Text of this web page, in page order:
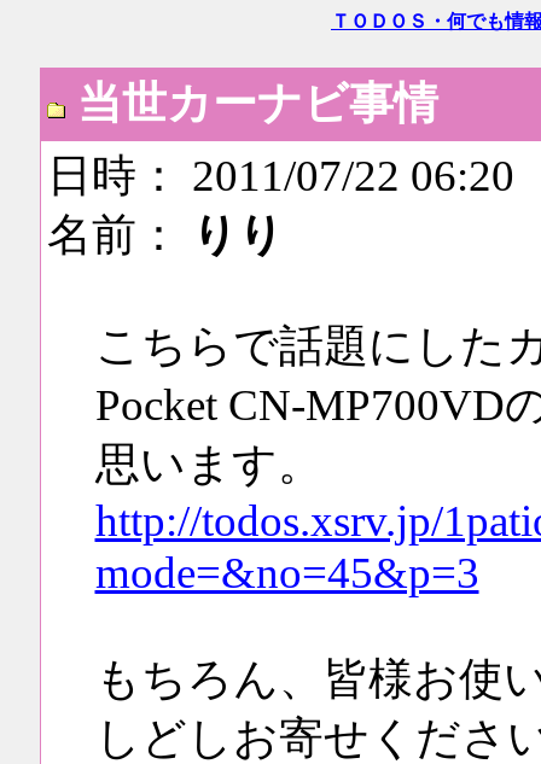
ＴＯＤＯＳ・何でも情
当世カーナビ事情
日時： 2011/07/22 06:20
名前：
りり
こちらで話題にした
Pocket CN-
思います。
http://todos.xsrv.jp/
mode=&no=45&p=3
もちろん、皆様お使
しどしお寄せくださ